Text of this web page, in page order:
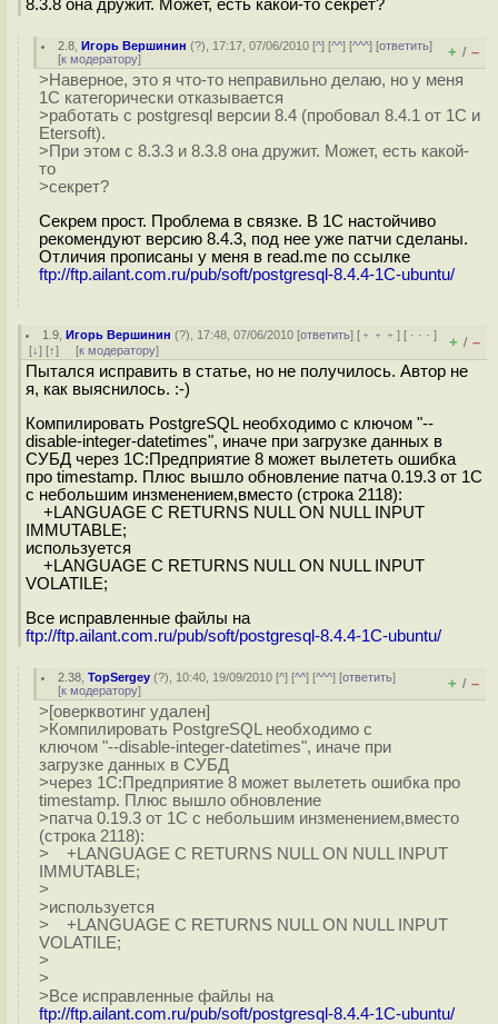
8.3.8 она дружит. Может, есть какой-то секрет?
2.8 ,Игорь Вершинин (?), 17:17, 07/06/2010 [^] [^^] [^^^] [ответить]
[к модератору] + / –
>Наверное, это я что-то неправильно делаю, но у меня
1С категорически отказывается
>работать с postgresql версии 8.4 (пробовал 8.4.1 от 1С и
Etersoft).
>При этом с 8.3.3 и 8.3.8 она дружит. Может, есть какой-
то
>секрет?
Секрем прост. Проблема в связке. В 1С настойчиво
рекомендуют версию 8.4.3, под нее уже патчи сделаны.
Отличия прописаны у меня в read.me по ссылке
ftp://ftp.ailant.com.ru/pub/soft/postgresql-8.4.4-1C-ubuntu/
1.9 ,Игорь Вершинин (?), 17:48, 07/06/2010 [ответить] [ ﹢﹢﹢] [ · · ·]
[↓] [↑] [к модератору] + / –
Пытался исправить в статье, но не получилось. Автор не
я, как выяснилось. :-)
Компилировать PostgreSQL необходимо с ключом "--
disable-integer-datetimes", иначе при загрузке данных в
СУБД через 1С:Предприятие 8 может вылететь ошибка
про timestamp. Плюс вышло обновление патча 0.19.3 от 1С
с небольшим инзменением,вместо (строка 2118):
+LANGUAGE C RETURNS NULL ON NULL INPUT
IMMUTABLE;
используется
+LANGUAGE C RETURNS NULL ON NULL INPUT
VOLATILE;
Все исправленные файлы на
ftp://ftp.ailant.com.ru/pub/soft/postgresql-8.4.4-1C-ubuntu/
2.38 ,TopSergey (?), 10:40, 19/09/2010 [^] [^^] [^^^] [ответить]
[к модератору] + / –
>[оверквотинг удален]
>Компилировать PostgreSQL необходимо с
ключом "--disable-integer-datetimes", иначе при
загрузке данных в СУБД
>через 1С:Предприятие 8 может вылететь ошибка про
timestamp. Плюс вышло обновление
>патча 0.19.3 от 1С с небольшим инзменением,вместо
(строка 2118):
> +LANGUAGE C RETURNS NULL ON NULL INPUT
IMMUTABLE;
>
>используется
> +LANGUAGE C RETURNS NULL ON NULL INPUT
VOLATILE;
>
>
>Все исправленные файлы на
ftp://ftp.ailant.com.ru/pub/soft/postgresql-8.4.4-1C-ubuntu/